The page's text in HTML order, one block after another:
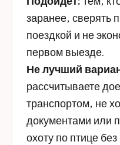
заранее, сверять
поездкой и не
первом выезде.
Не лучший
рассчитываете
транспортом, не
документами или
охоту по птице